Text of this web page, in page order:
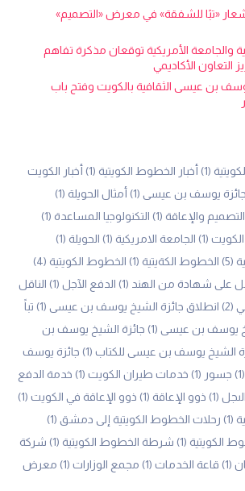
«تبًا للشفقة» في معرض «التصميم»
والجامعة الأمريكية توقعان مذكرة تفاهم
التعاون الأكاديمي
بن عيسى الثقافية بالكويت وفتح باب
(1) أخبار الخطوط الكويتية (1)
أخبار الكويت
جائزة يوسف بن عيسى (1) أمثال الحويلة (1)
التصميم والإعاقة (1) التكنولوجيا المساعدة (1)
الكويت (1) الجامعة الامريكية (1) الحويلة (1)
(5) الخطوط الكةيتية (1) الخطوط الكويتية (4)
على شهادة من الهند (1) الدفع الآجل (1)
الناقل
(2) انطلاق جائزة الشيخ يوسف بن عيسى (1)
تباً
يوسف بن عيسى (1)
جائزة الشيخ يوسف بن
الشيخ يوسف بن عيسى للكتاب (1)
جائزة يوسف
(1) جسور (1) خدمات طيران الكويت (1)
خدمة الدفع
(1) ذوو الإعاقة (1) ذوو الإعاقة في الكويت (1)
(1) رحلات الخطوط الكويتية إلى دمشق (1)
الكويتية (1) شرطة الخطوط الكويتية (1)
شركة
(1) قاعة الخدمات (1) مجمع الوزارات (1)
معرض